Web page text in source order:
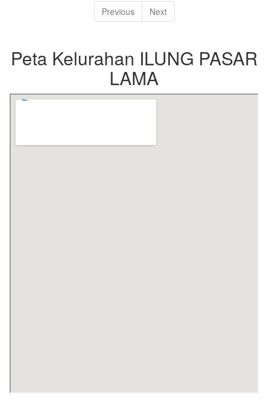
Previous Next
Peta Kelurahan ILUNG PASAR
LAMA